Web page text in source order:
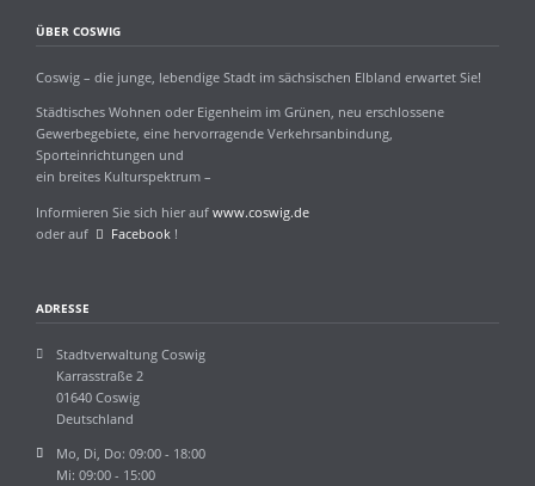
ÜBER COSWIG
Coswig – die junge, lebendige Stadt im sächsischen Elbland erwartet Sie!
Städtisches Wohnen oder Eigenheim im Grünen, neu erschlossene
Gewerbegebiete, eine hervorragende Verkehrsanbindung,
Sporteinrichtungen und
ein breites Kulturspektrum –
Informieren Sie sich hier auf www.coswig.de
oder auf
Facebook !
ADRESSE
Stadtverwaltung Coswig
Karrasstraße 2
01640 Coswig
Deutschland
Mo, Di, Do: 09:00 - 18:00
Mi: 09:00 - 15:00